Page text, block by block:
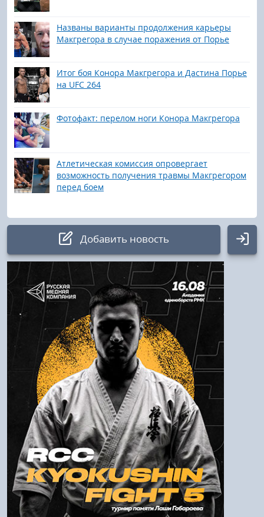
Названы варианты продолжения карьеры
Макгрегора в случае поражения от Порье
Итог боя Конора Макгрегора и Дастина Порье
на UFC 264
Фотофакт: перелом ноги Конора Макгрегора
Атлетическая комиссия опровергает
возможность получения травмы Макгрегором
перед боем
Добавить новость
Авторизация
Логин:
Пароль
Войти
Напомнить пароль
Регистрация